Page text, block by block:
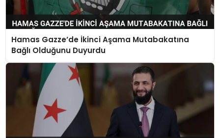
Hamas Gazze’de İkinci Aşama Mutabakatına
Bağlı Olduğunu Duyurdu